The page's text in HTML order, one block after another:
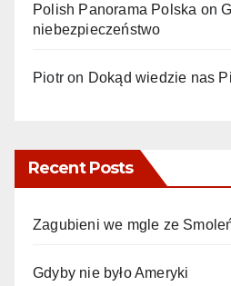
Polish Panorama Polska on
niebezpieczeństwo
Piotr on Dokąd wiedzie nas
Recent Posts
Zagubieni we mgle ze
Gdyby nie było Ameryki